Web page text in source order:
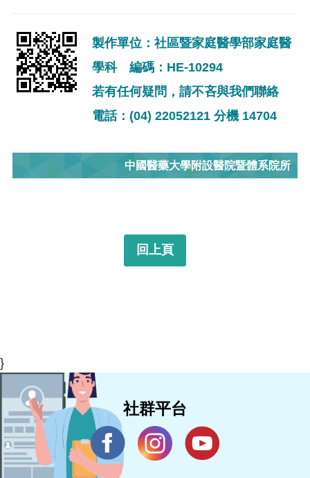
製作單位：社區暨家庭醫學部家庭醫
學科 編碼：HE-10294
若有任何疑問，請不吝與我們聯絡
電話：(04) 22052121 分機 14704
中國醫藥大學附設醫院暨體系院所
回上頁
}
社群平台